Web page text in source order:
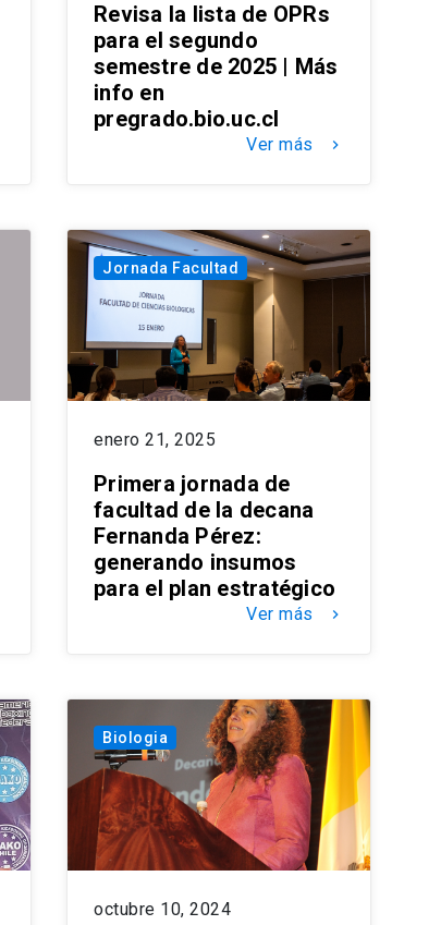
Revisa la lista de OPRs
para el segundo
semestre de 2025 | Más
info en
pregrado.bio.uc.cl
Ver más keyboard_arrow_right
Jornada Facultad
enero 21, 2025
Primera jornada de
facultad de la decana
Fernanda Pérez:
generando insumos
para el plan estratégico
Ver más keyboard_arrow_right
Biologia
octubre 10, 2024